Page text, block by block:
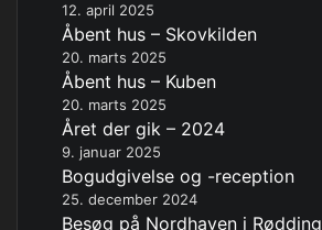
12. april 2025
Åbent hus – Skovkilden
20. marts 2025
Åbent hus – Kuben
20. marts 2025
Året der gik – 2024
9. januar 2025
Bogudgivelse og -reception
25. december 2024
Besøg på Nordhaven i Rødding